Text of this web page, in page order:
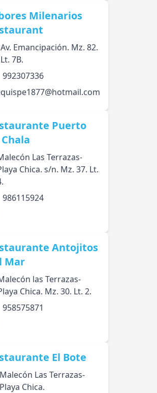
Milenarios
Av. Emancipación. Mz. 82.
Lt. 7B.
992307336
Puerto
Las Terrazas-
Chica. s/n. Mz. 37. Lt.
986115924
Antojitos
Mar
las Terrazas-
Chica. Mz. 30. Lt. 2.
958575871
El Bote
Malecón Las Terrazas-
Playa Chica.